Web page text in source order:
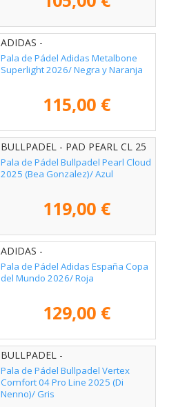
ADIDAS -
Pala de Pádel Adidas Metalbone
Superlight 2026/ Negra y Naranja
115,00 €
BULLPADEL - PAD PEARL CL 25
Pala de Pádel Bullpadel Pearl Cloud
2025 (Bea Gonzalez)/ Azul
119,00 €
ADIDAS -
Pala de Pádel Adidas España Copa
del Mundo 2026/ Roja
129,00 €
BULLPADEL -
Pala de Pádel Bullpadel Vertex
Comfort 04 Pro Line 2025 (Di
Nenno)/ Gris